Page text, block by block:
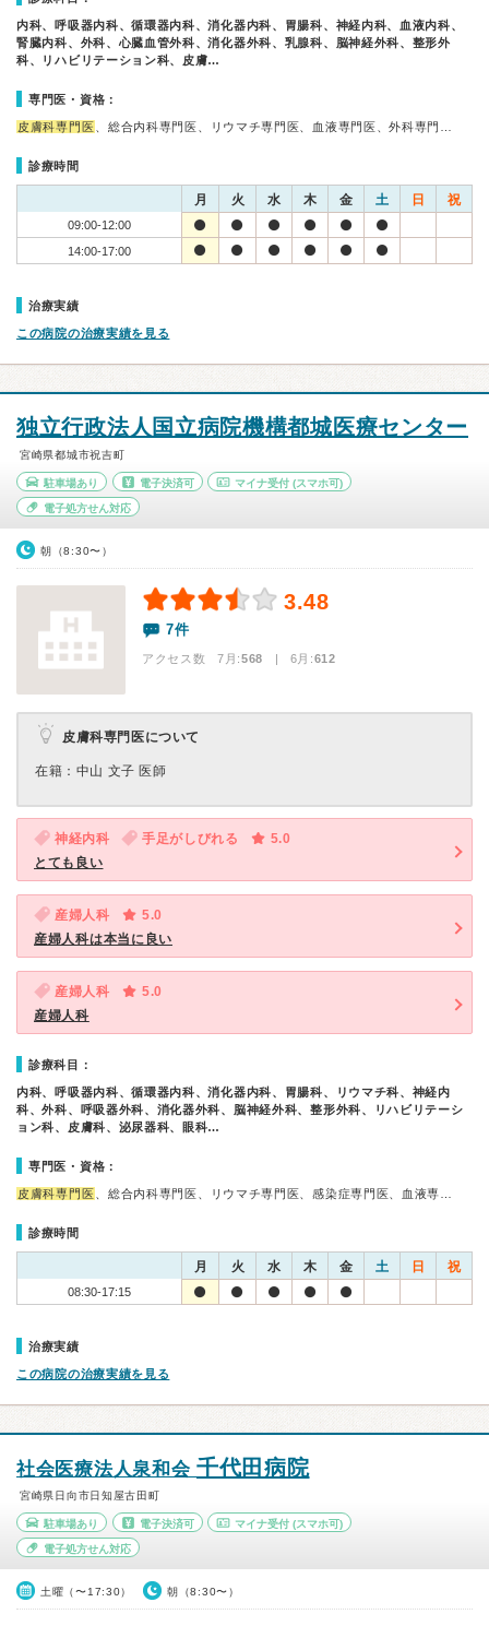
内科、呼吸器内科、循環器内科、消化器内科、胃腸科、神経内科、血液内科、
腎臓内科、外科、心臓血管外科、消化器外科、乳腺科、脳神経外科、整形外
科、リハビリテーション科、皮膚…
専門医・資格：
皮膚科専門医 、総合内科専門医、リウマチ専門医、血液専門医、外科専門…
診療時間
月 火 水 木 金 土 日 祝
09:00-12:00
14:00-17:00
治療実績
この病院の治療実績を見る
独立行政法人国立病院機構都城医療センター
宮崎県都城市祝吉町
駐車場あり 電子決済可 マイナ受付 (スマホ可)
電子処方せん対応
朝（8:30〜）
3.48
7件
アクセス数 7月:568 | 6月:612
皮膚科専門医について
在籍：中山 文子 医師
神経内科 手足がしびれる
5.0
とても良い
産婦人科
5.0
産婦人科は本当に良い
産婦人科
5.0
産婦人科
診療科目：
内科、呼吸器内科、循環器内科、消化器内科、胃腸科、リウマチ科、神経内
科、外科、呼吸器外科、消化器外科、脳神経外科、整形外科、リハビリテーシ
ョン科、皮膚科、泌尿器科、眼科…
専門医・資格：
皮膚科専門医 、総合内科専門医、リウマチ専門医、感染症専門医、血液専…
診療時間
月 火 水 木 金 土 日 祝
08:30-17:15
治療実績
この病院の治療実績を見る
社会医療法人泉和会 千代田病院
宮崎県日向市日知屋古田町
駐車場あり 電子決済可 マイナ受付 (スマホ可)
電子処方せん対応
土曜（〜17:30） 朝（8:30〜）